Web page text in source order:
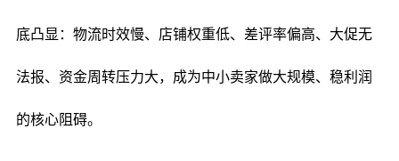
底凸显：物流时效慢、店铺权重低、差评率偏高、大促无
法报、资金周转压力大，成为中小卖家做大规模、稳利润
的核心阻碍。